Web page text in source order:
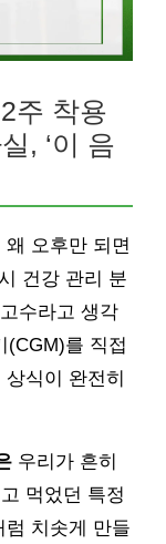
주 착용
, ‘이 음
오후만 되면
건강 관리 분
수라고 생각
(CGM)를 직접
식이 완전히
우리가 흔히
먹었던 특정
럼 치솟게 만들